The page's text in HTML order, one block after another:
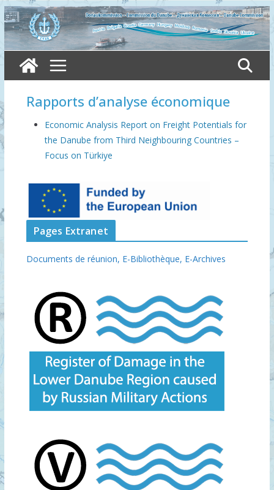
Skip
to
content
Rapports d’analyse économique
Economic Analysis Report on Freight Potentials for
the Danube from Third Neighbouring Countries –
Focus on Türkiye
Pages Extranet
Documents de réunion, E-Bibliothèque, E-Archives